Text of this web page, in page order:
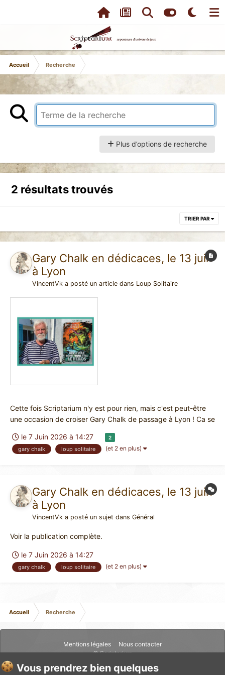
Accueil Recherche
Plus d’options de recherche
2 résultats trouvés
TRIER PAR
Gary Chalk en dédicaces, le 13 juin
à Lyon
VincentVk a posté un article dans Loup Solitaire
Cette fois Scriptarium n'y est pour rien, mais c'est peut-être
une occasion de croiser Gary Chalk de passage à Lyon ! Ca se
Lyon. Gary dédicacera les 7 Loup Solitaire de l'actuelle édition
(tomes 2 à 8 – le tome 1 augmenté par...
le 7 Juin 2026 à 14:27 2
gary chalk loup solitaire (et 2 en plus)
Gary Chalk en dédicaces, le 13 juin
à Lyon
VincentVk a posté un sujet dans Général
Voir la publication complète.
le 7 Juin 2026 à 14:27
gary chalk loup solitaire (et 2 en plus)
Accueil Recherche
Mentions légales
Nous contacter
© Scriptarium
Vous prendrez bien quelques